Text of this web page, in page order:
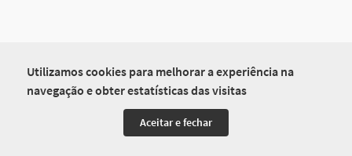
Utilizamos cookies para melhorar a experiência na
navegação e obter estatísticas das visitas
Aceitar e fechar